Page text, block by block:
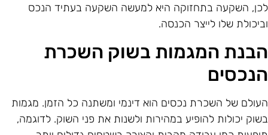
השקעה בתחזוקה היא למעשה השקעה בעתיד הנכס
שלו לייצר הכנסה.
המגמות בשוק השכרת
של השכרת נכסים הוא דינמי ומשתנה כל הזמן. מגמות
יכולות להופיע במהירות ולשנות את פני השוק. לדוגמה,